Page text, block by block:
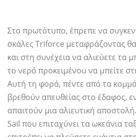
Στο πρωτότυπο, έπρεπε να
σκάλες Triforce μεταφράζοντας
και στη συνέχεια να αλιεύετε τα
το νερό προκειμένου να μπείτε
Αυτή τη φορά, πέντε από τα
βρεθούν απευθείας στο έδαφος,
απαιτούν μια αλιευτική
Sail που επιταχύνει τα ωκεάνια